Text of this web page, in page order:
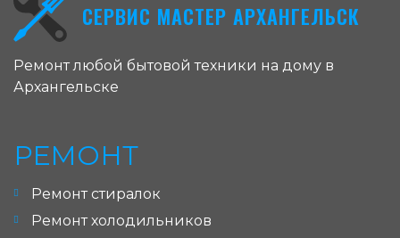
СЕРВИС МАСТЕР АРХАНГЕЛЬСК
Ремонт любой бытовой техники на дому в
Архангельске
РЕМОНТ
Ремонт стиралок
Ремонт холодильников